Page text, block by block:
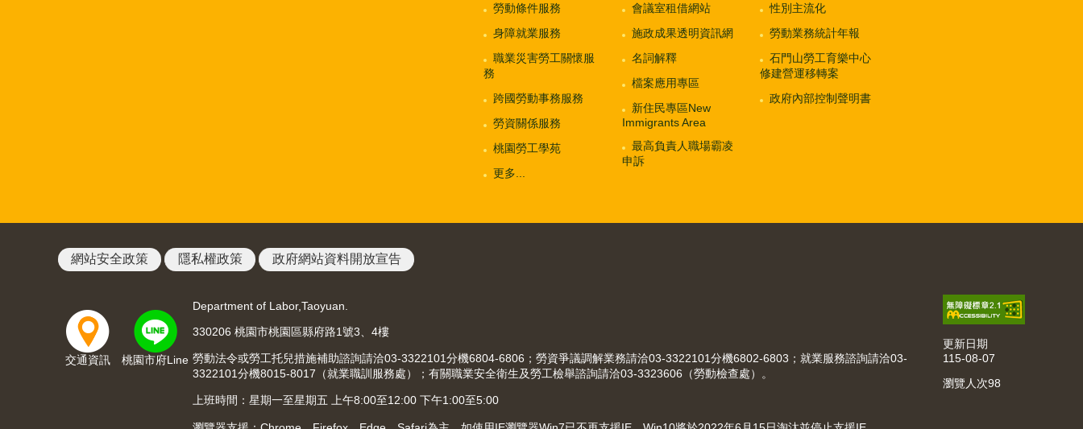
勞動條件服務
身障就業服務
職業災害勞工關懷服
務
跨國勞動事務服務
勞資關係服務
桃園勞工學苑
更多...
會議室租借網站
施政成果透明資訊網
名詞解釋
檔案應用專區
新住民專區New
Immigrants Area
最高負責人職場霸凌
申訴
性別主流化
勞動業務統計年報
石門山勞工育樂中心
修建營運移轉案
政府內部控制聲明書
網站安全政策 隱私權政策 政府網站資料開放宣告
交通資訊 桃園市府Line
Department of Labor,Taoyuan.
330206 桃園市桃園區縣府路1號3、4樓
勞動法令或勞工托兒措施補助諮詢請洽03-3322101分機6804-6806；勞資爭議調解業務請洽03-3322101分機6802-6803；就業服務諮詢請洽03-
3322101分機8015-8017（就業職訓服務處）；有關職業安全衛生及勞工檢舉諮詢請洽03-3323606（勞動檢查處）。
上班時間：星期一至星期五 上午8:00至12:00 下午1:00至5:00
更新日期
115-08-07
瀏覽人次98